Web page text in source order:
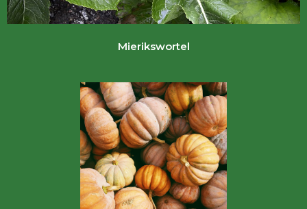
Mierikswortel